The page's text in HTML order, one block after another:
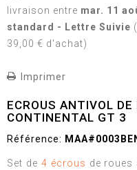
livraison entre mar. 11
standard - Lettre Suivie
39,00 € d'achat)
Imprimer
ECROUS ANTIVOL
CONTINENTAL GT 3
Référence:
Set de 4 écrous de